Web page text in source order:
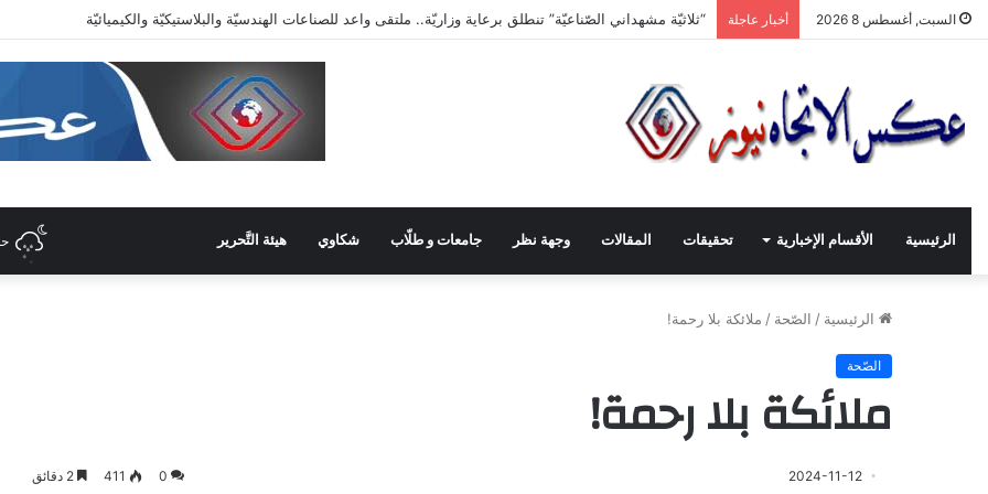
السبت, أغسطس 8 2026 أخبار عاجلة سيدتي الدّنيا.. ها أنا أخلع رداء الجّدّيّة وأرقص على أنغام تمرّدي الذي لا معنى له
الرئيسية الأقسام الإخبارية تحقيقات المقالات وجهة نظر جامعات و طلّاب شكاوي هيئة التَّحرير
الرئيسية / الصّحة / ملائكة بلا رحمة!
الصّحة
ملائكة بلا رحمة!
2024-11-12
0
411